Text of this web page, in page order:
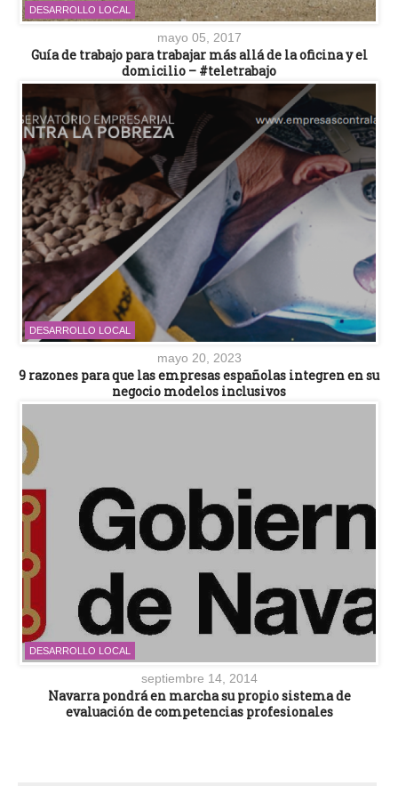
DESARROLLO LOCAL
mayo 05, 2017
Guía de trabajo para trabajar más allá de la oficina y el
domicilio – #teletrabajo
DESARROLLO LOCAL
mayo 20, 2023
9 razones para que las empresas españolas integren en su
negocio modelos inclusivos
DESARROLLO LOCAL
septiembre 14, 2014
Navarra pondrá en marcha su propio sistema de
evaluación de competencias profesionales